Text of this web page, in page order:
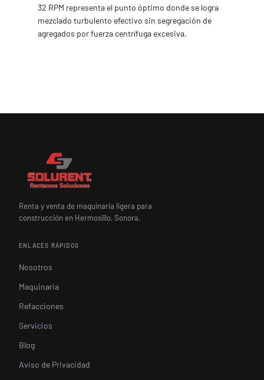
32 RPM representa el punto óptimo donde se logra
mezclado turbulento efectivo sin segregación de
agregados por fuerza centrífuga excesiva.
Renta y venta de maquinaria ligera para
construcción en Hermosillo, Sonora.
ENLACES RÁPIDOS
Nosotros
Maquinaria
Refacciones
Servicios
Blog
Aviso de Privacidad